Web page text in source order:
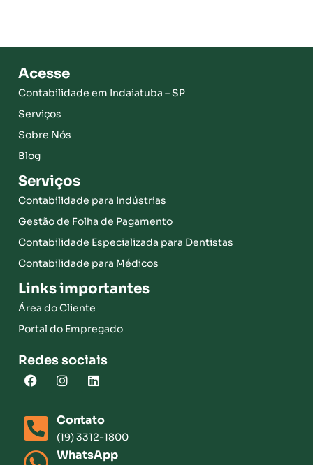
Acesse
Contabilidade em Indaiatuba – SP
Serviços
Sobre Nós
Blog
Serviços
Contabilidade para Indústrias
Gestão de Folha de Pagamento
Contabilidade Especializada para Dentistas
Contabilidade para Médicos
Links importantes
Área do Cliente
Portal do Empregado
Redes sociais
Contato
(19) 3312-1800
WhatsApp